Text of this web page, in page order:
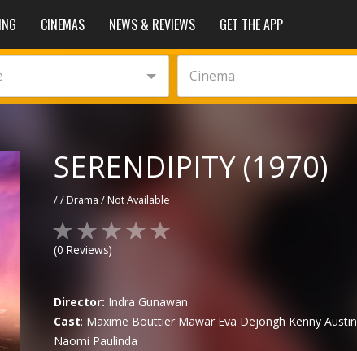
CINEMAS NEWS & REVIEWS GET THE APP
Cinema
SERENDIPITY (1970)
//Drama /Not Available
(0 Reviews)
Director: Indra Gunawan
Cast: Maxime Bouttier Mawar Eva Dejongh Kenny Austin
Naomi Paulinda